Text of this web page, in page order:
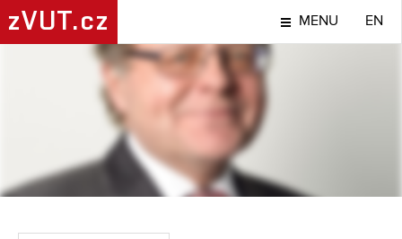
zVUT.cz MENU EN
LIDÉ